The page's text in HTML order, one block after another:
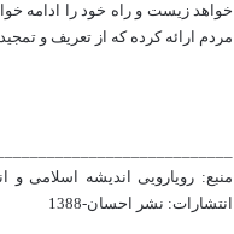
خواهد زیست و راه خود را ادامه
مردم ارائه کرده که از تعریف و
منبع: رویارویی اندیشه اسلامی
انتشارات: نشر احسان-1388